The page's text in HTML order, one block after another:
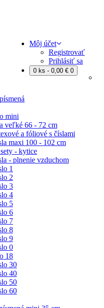
Môj účet
Registrovať
Prihlásiť sa
0 ks - 0,00 € 0
mini
veľké 66 - 72 cm
a fóliové s číslami
maxi 100 - 102 cm
- kytice
- plnenie vzduchom
1
2
3
4
5
6
7
8
9
0
18
30
40
50
60